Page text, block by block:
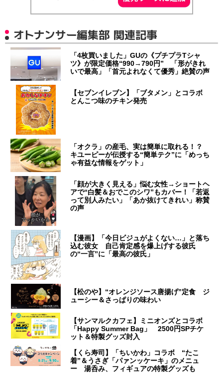
オトナンサー編集部 関連記事
「4枚買いました」GUの《プチプラTシャ
ツ》が限定価格“990→790円” 「形がきれ
いで最高」「首元よれなくて優秀」絶賛の声
【セブンイレブン】「ブタメン」とコラボ
とんこつ味のチキン発売
「オクラ」の産毛、実は簡単に取れる！？
キユーピーが伝授する“簡単テク”に「めっち
ゃ有益な情報をゲット」
「顔が大きく見える」悩む女性→ショートヘ
アで“白髪＆おでこのシワ”もカバー！「若返
って別人みたい」「あか抜けてきれい」称賛
の声
【漫画】「今日ビジュがよくない…」と落ち
込む彼女 自己肯定感を爆上げする彼氏
の“一言”に「最高の彼氏」
【松のや】“オレンジソース唐揚げ”定食 ジ
ューシー＆さっぱりの味わい
【サンマルクカフェ】ミニオンズとコラボ
「Happy Summer Bag」 2500円SPチケ
ット＆特製グッズ封入
【くら寿司】「ちいかわ」コラボ “たこ
着”＆うさぎ「パァンッケーキ」のメニュ
ー 湯呑み、フィギュアの特製グッズも